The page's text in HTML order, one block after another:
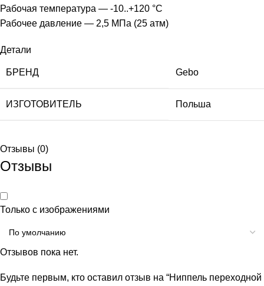
Рабочая температура — -10..+120 °С
Рабочее давление — 2,5 МПа (25 атм)
Детали
БРЕНД Gebo
ИЗГОТОВИТЕЛЬ Польша
Отзывы (0)
Отзывы
Только с изображениями
Отзывов пока нет.
Будьте первым, кто оставил отзыв на “Ниппель переходной